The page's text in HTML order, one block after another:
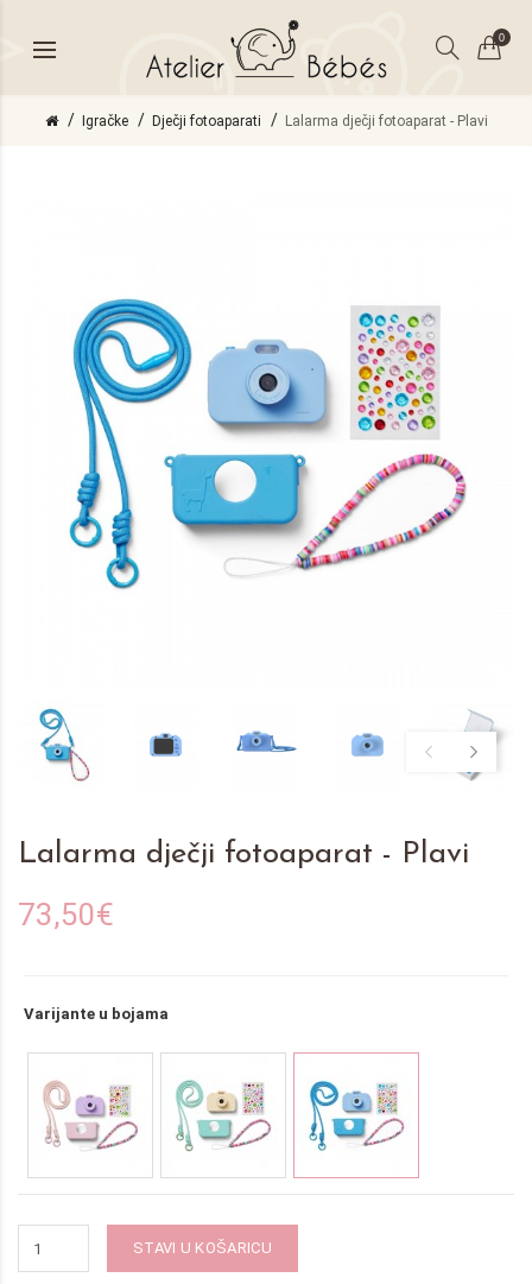
0
Igračke Dječji fotoaparati Lalarma dječji fotoaparat - Plavi
Lalarma dječji fotoaparat - Plavi
73,50€
Varijante u bojama
STAVI U KOŠARICU